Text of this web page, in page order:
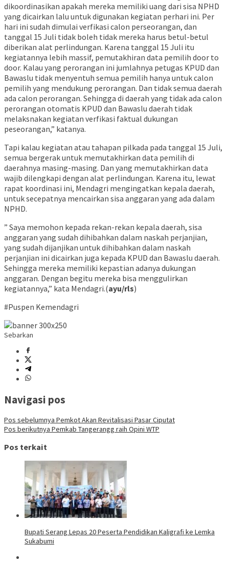
dikoordinasikan apakah mereka memiliki uang dari sisa NPHD
yang dicairkan lalu untuk digunakan kegiatan perhari ini. Per
hari ini sudah dimulai verfikasi calon perseorangan, dan
tanggal 15 Juli tidak boleh tidak mereka harus betul-betul
diberikan alat perlindungan. Karena tanggal 15 Juli itu
kegiatannya lebih massif, pemutakhiran data pemilih door to
door. Kalau yang perorangan ini jumlahnya petugas KPUD dan
Bawaslu tidak menyentuh semua pemilih hanya untuk calon
pemilih yang mendukung perorangan. Dan tidak semua daerah
ada calon perorangan. Sehingga di daerah yang tidak ada calon
perorangan otomatis KPUD dan Bawaslu daerah tidak
melaksnakan kegiatan verfikasi faktual dukungan
peseorangan,” katanya.
Tapi kalau kegiatan atau tahapan pilkada pada tanggal 15 Juli,
semua bergerak untuk memutakhirkan data pemilih di
daerahnya masing-masing. Dan yang memutakhirkan data
wajib dilengkapi dengan alat perlindungan. Karena itu, lewat
rapat koordinasi ini, Mendagri mengingatkan kepala daerah,
untuk secepatnya mencairkan sisa anggaran yang ada dalam
NPHD.
” Saya memohon kepada rekan-rekan kepala daerah, sisa
anggaran yang sudah dihibahkan dalam naskah perjanjian,
yang sudah dijanjikan untuk dihibahkan dalam naskah
perjanjian ini dicairkan juga kepada KPUD dan Bawaslu daerah.
Sehingga mereka memiliki kepastian adanya dukungan
anggaran. Dengan begitu mereka bisa menggulirkan
kegiatannya,” kata Mendagri.(ayu/rls)
#Puspen Kemendagri
Sebarkan
Navigasi pos
Pos sebelumnya Pemkot Akan Revitalisasi Pasar Ciputat
Pos berikutnya Pemkab Tangerangg raih Opini WTP
Pos terkait
Bupati Serang Lepas 20 Peserta Pendidikan Kaligrafi ke Lemka
Sukabumi